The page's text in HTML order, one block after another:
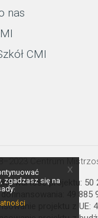
nas
CMI
Centrum
wartość projektu: 50
49 885
projektu z UE:
zgadzasz się na
x